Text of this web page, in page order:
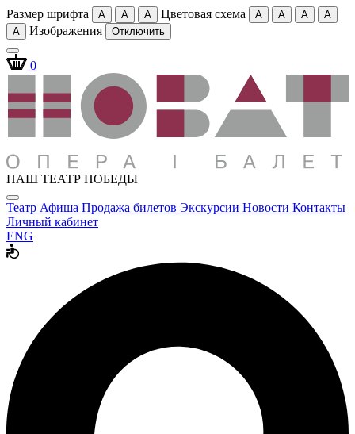
Размер шрифта A A A Цветовая схема A A A
A
A
Изображения Отключить
0
НАШ ТЕАТР ПОБЕДЫ
Театр Афиша Продажа билетов Экскурсии Новости Контакты
Личный кабинет
ENG